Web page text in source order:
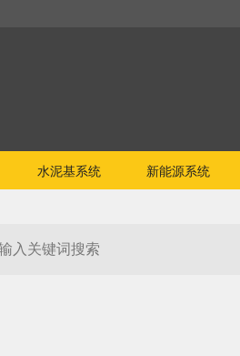
水泥基系统 新能源系统